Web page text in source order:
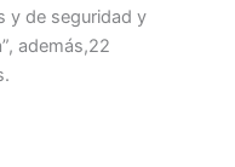
y de seguridad y
además,22